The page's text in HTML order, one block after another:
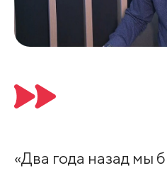
«Два года назад мы